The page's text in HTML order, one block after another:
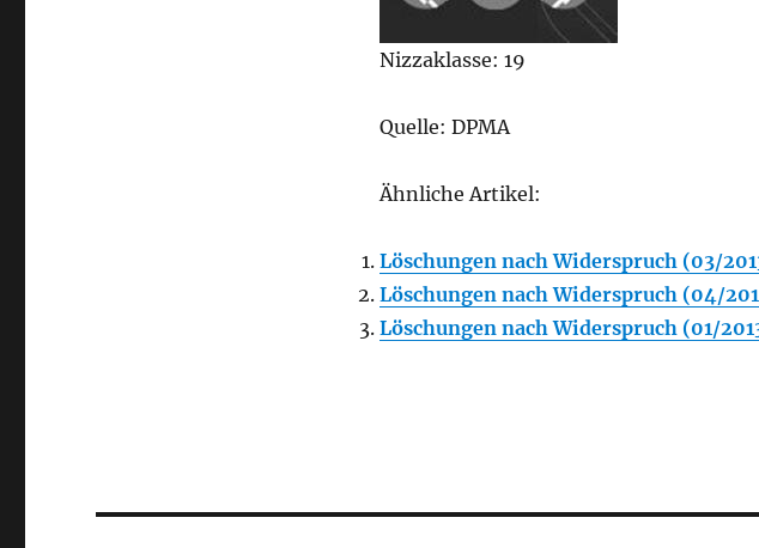
Nizzaklasse: 19
Quelle: DPMA
Ähnliche Artikel:
Löschungen nach Widerspruch (03/
Löschungen nach Widerspruch (04/
Löschungen nach Widerspruch (01/